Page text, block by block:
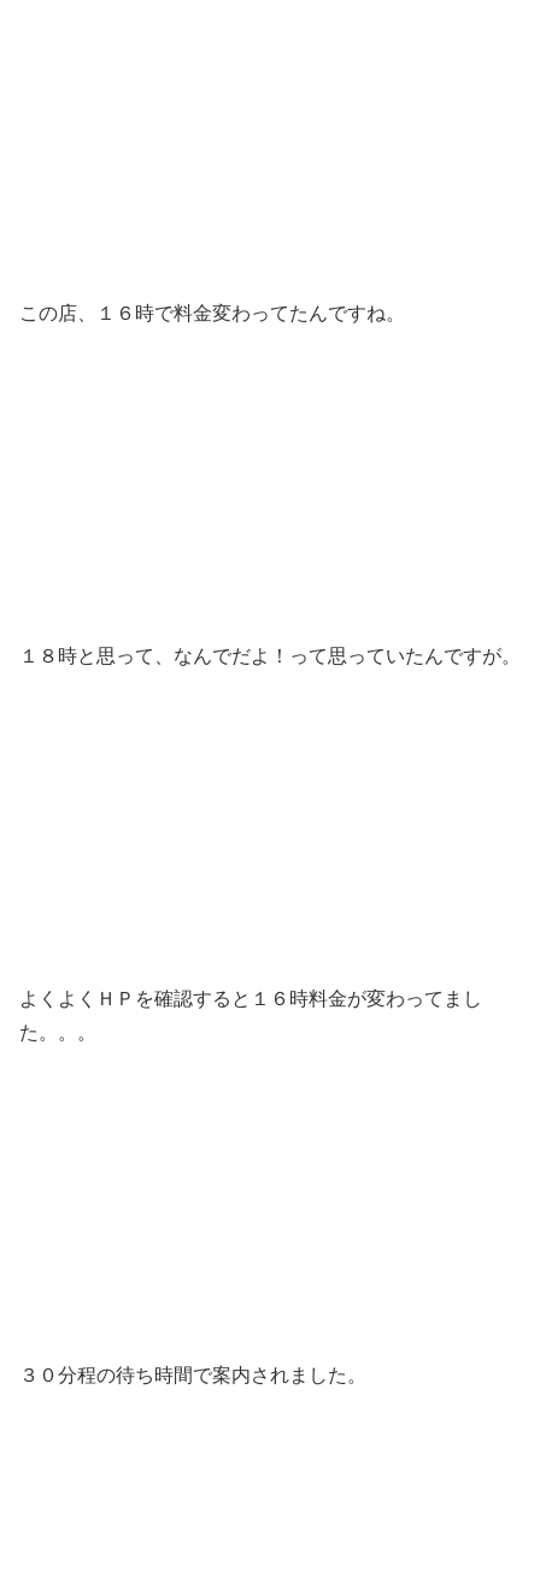
この店、１６時で料金変わってたんですね。
１８時と思って、なんでだよ！って思っていたんですが。
よくよくＨＰを確認すると１６時料金が変わってまし
た。。。
３０分程の待ち時間で案内されました。